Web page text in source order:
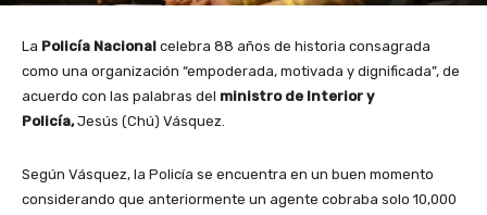
La Policía Nacional celebra 88 años de historia consagrada
como una organización “empoderada, motivada y dignificada”, de
acuerdo con las palabras del ministro de Interior y
Policía,Jesús (Chú) Vásquez.
Según Vásquez, la Policía se encuentra en un buen momento
considerando que anteriormente un agente cobraba solo 10,000